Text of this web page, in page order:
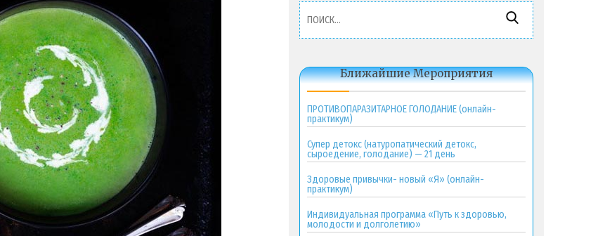
Найти:
Ближайшие Мероприятия
ПРОТИВОПАРАЗИТАРНОЕ ГОЛОДАНИЕ (онлайн-
практикум)
Супер детокс (натуропатический детокс,
сыроедение, голодание) — 21 день
Здоровые привычки- новый «Я» (онлайн-
практикум)
Индивидуальная программа «Путь к здоровью,
молодости и долголетию»